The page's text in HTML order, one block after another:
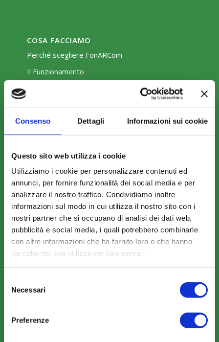
Consenso Dettagli Informazioni sui cookie
Questo sito web utilizza i cookie
Utilizziamo i cookie per personalizzare contenuti ed
annunci, per fornire funzionalità dei social media e per
analizzare il nostro traffico. Condividiamo inoltre
informazioni sul modo in cui utilizza il nostro sito con i
nostri partner che si occupano di analisi dei dati web,
pubblicità e social media, i quali potrebbero combinarle
con altre informazioni che ha fornito loro o che hanno
raccolto dal suo utilizzo dei loro servizi.
delNecessari
Preferenze
COSA FACCIAMO
Perché scegliere FonARCom
Il Funzionamento
Amministrazione trasparente
COME ADERIRE
Modalità di adesione
Mobilità e Portabilità
Strumenti
News